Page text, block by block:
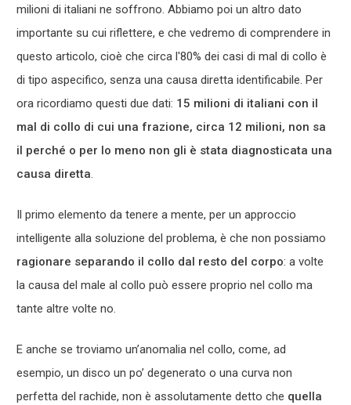
milioni di italiani ne soffrono. Abbiamo poi un altro dato
importante su cui riflettere, e che vedremo di comprendere in
questo articolo, cioè che circa l'80% dei casi di mal di collo è
di tipo aspecifico, senza una causa diretta identificabile. Per
ora ricordiamo questi due dati: 15 milioni di italiani con il
mal di collo di cui una frazione, circa 12 milioni, non sa
il perché o per lo meno non gli è stata diagnosticata una
causa diretta.
Il primo elemento da tenere a mente, per un approccio
intelligente alla soluzione del problema, è che non possiamo
ragionare separando il collo dal resto del corpo: a volte
la causa del male al collo può essere proprio nel collo ma
tante altre volte no.
E anche se troviamo un’anomalia nel collo, come, ad
esempio, un disco un po’ degenerato o una curva non
perfetta del rachide, non è assolutamente detto che quella